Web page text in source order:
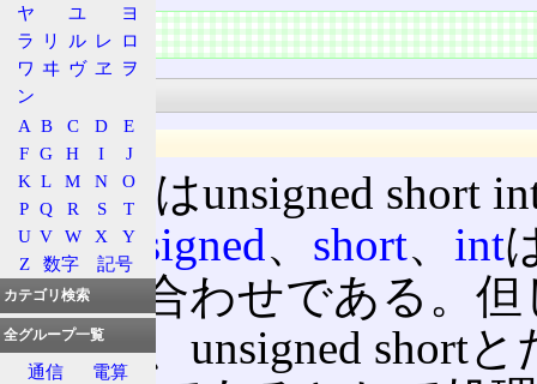
特徴
C/C++
仕様
正式にはunsigned short
す。 unsigned、 short、 int
の組み合わせである。
であり、unsigned short
ヤ
ユ
ヨ
ラ
リ ル レ ロ
ワ ヰ ヴ ヱ
ヲ
ン
A B C D
E
F G H I
J
K L M N
O
P Q R S
T
U V W X
Y
Z
数字 記号
カテゴリ検索
全グループ一覧
通信
電算